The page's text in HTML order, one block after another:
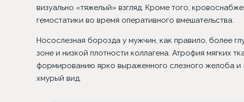
визуально «тяжелый» взгляд. Кроме того,
гемостатики во время оперативного вмешательства.
Носослезная борозда у мужчин, как правило, более
зоне и низкой плотности коллагена. Атрофия мягких
формированию ярко выраженного слезного желоба и
хмурый вид.